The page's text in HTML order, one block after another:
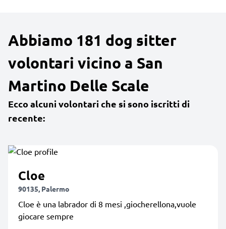
Abbiamo 181 dog sitter
volontari vicino a San
Martino Delle Scale
Ecco alcuni volontari che si sono iscritti di
recente:
Cloe
90135, Palermo
Cloe è una labrador di 8 mesi ,giocherellona,vuole
giocare sempre